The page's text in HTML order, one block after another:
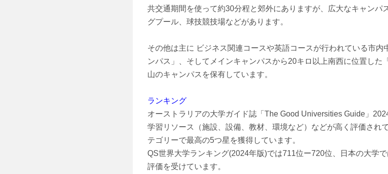
共交通期間を使って約30分程と郊外にありますが、広大なキャンパ
グプール、球技競技場などがあります。
その他は主に ビジネス関連コースや英語コースが行われている市内
ンパス」、そしてメインキャンパスから20キロ以上南西に位置した
山のキャンパスを保有しています。
ランキング
オーストラリアの大学ガイド誌「The Good Universities Guide」
学習リソース（施設、設備、教材、環境など）などが高く評価され
テゴリーで最高の5つ星を獲得しています。
QS世界大学ランキング(2024年版)では711位ー720位、日本の大学
評価を受けています。